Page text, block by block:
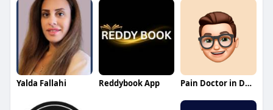
Yalda Fallahi Reddybook App Pain Doctor in Dallas